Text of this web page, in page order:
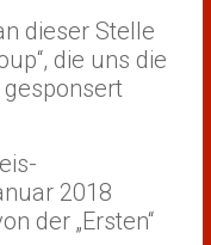
dieser Stelle
die uns die
2018
der „Ersten“